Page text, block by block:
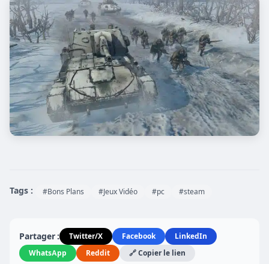
Tags : #Bons Plans #Jeux Vidéo #pc #steam
Partager : Twitter/X Facebook
LinkedIn
WhatsApp
Reddit 🔗 Copier le lien